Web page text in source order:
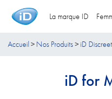
La marque ID
Accueil Nos Produits iD
iD for